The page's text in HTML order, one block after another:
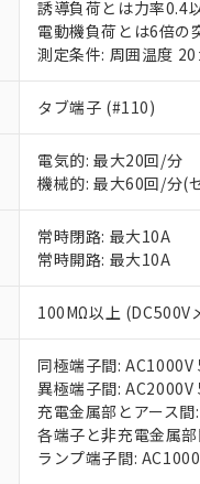
誘導負荷とは力率0.4
電動機負荷とは6倍の
測定条件: 周囲温度
タブ端子 (#110)
電気的: 最大20回/分
機械的: 最大60回/分(
常時閉路: 最大10A
常時開路: 最大10A
100MΩ以上 (DC500V
同極端子間:
異極端子間:
充電金属部とアース
各端子と非充電金属
ランプ端子間:
本サービス
くものです。
当社制御機
在庫状況お
のであり、
正式な納期
当社販売員
オムロン制
在庫状況お
す。
マイパーツ
ている必要が
さい。
※当社の共同
いる法人を
*EU RoHS指令（10物質
鉛(Pb) 1000ppm以下、
六価クロム(Cr(Ⅵ))
フタル酸ビス(2-エチル
ル（DBP） 1000ppm
但し、RoHS指令で産業
※2 対応予定月
部品在庫の切り替
※3 非含有証明
下記の非含有証明
EU RoHS指令（10
51物質の非含有証
※本証明書は発行
「×」：最大均質
「－」：未確認で
Pb(鉛) :1000ppm、 Hg(
DBP(フタル酸ジブチル
DEHP(フタル酸ビス(2-
「ｅ」：有害物質
「10」：通常の使
味します。
「－」：未確認で
当社は、こ
う）を輸出
などの必要
当社は規制
ます。
置等に一切使
当社は、貴
また当社は
たしません。
記
号
説明
○ 一定数
△ 一定数
－
在庫な
機器販
空
白
受注生